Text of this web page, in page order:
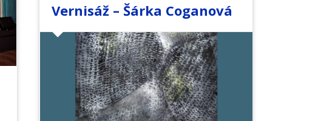
Vernisáž – Šárka Coganová